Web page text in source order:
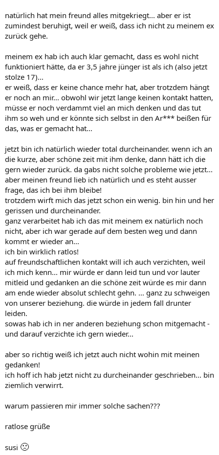
natürlich hat mein freund alles mitgekriegt... aber er ist
zumindest beruhigt, weil er weiß, dass ich nicht zu meinem ex
zurück gehe.
meinem ex hab ich auch klar gemacht, dass es wohl nicht
funktioniert hätte, da er 3,5 jahre jünger ist als ich (also jetzt
stolze 17)...
er weiß, dass er keine chance mehr hat, aber trotzdem hängt
er noch an mir... obwohl wir jetzt lange keinen kontakt hatten,
müsse er noch verdammt viel an mich denken und das tut
ihm so weh und er könnte sich selbst in den Ar*** beißen für
das, was er gemacht hat...
jetzt bin ich natürlich wieder total durcheinander. wenn ich an
die kurze, aber schöne zeit mit ihm denke, dann hätt ich die
gern wieder zurück. da gabs nicht solche probleme wie jetzt...
aber meinen freund lieb ich natürlich und es steht ausser
frage, das ich bei ihm bleibe!
trotzdem wirft mich das jetzt schon ein wenig. bin hin und her
gerissen und durcheinander.
ganz verarbeitet hab ich das mit meinem ex natürlich noch
nicht, aber ich war gerade auf dem besten weg und dann
kommt er wieder an...
ich bin wirklich ratlos!
auf freundschaftlichen kontakt will ich auch verzichten, weil
ich mich kenn... mir würde er dann leid tun und vor lauter
mitleid und gedanken an die schöne zeit würde es mir dann
am ende wieder absolut schlecht gehn. ... ganz zu schweigen
von unserer beziehung. die würde in jedem fall drunter
leiden.
sowas hab ich in ner anderen beziehung schon mitgemacht -
und darauf verzichte ich gern wieder...
aber so richtig weiß ich jetzt auch nicht wohin mit meinen
gedanken!
ich hoff ich hab jetzt nicht zu durcheinander geschrieben... bin
ziemlich verwirrt.
warum passieren mir immer solche sachen???
ratlose grüße
susi 🙁